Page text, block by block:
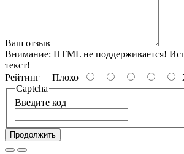
Ваш отзыв
Внимание: HTML не поддерживается!
текст!
Рейтинг Плохо
Captcha
Введите код
Продолжить